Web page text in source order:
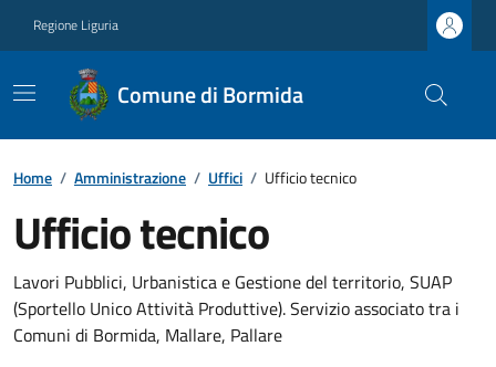
Regione Liguria
Comune di Bormida
Home / Amministrazione / Uffici / Ufficio tecnico
Ufficio tecnico
Lavori Pubblici, Urbanistica e Gestione del territorio, SUAP
(Sportello Unico Attività Produttive). Servizio associato tra i
Comuni di Bormida, Mallare, Pallare